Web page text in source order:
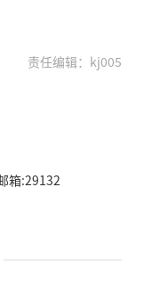
责任编辑：kj005
箱:29132